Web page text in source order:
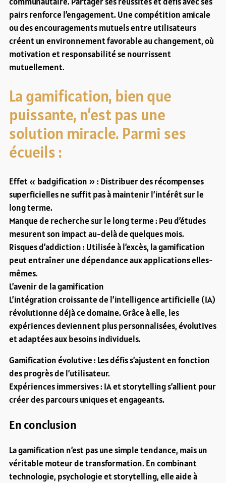
pairs renforce l’engagement. Une compétition amicale
ou des encouragements mutuels entre utilisateurs
créent un environnement favorable au changement, où
motivation et responsabilité se nourrissent
mutuellement.
La gamification, bien que
puissante, n’est pas une
solution miracle. Parmi ses
écueils :
Effet « badgification » : Distribuer des récompenses
superficielles ne suffit pas à maintenir l’intérêt sur le
long terme.
Manque de recherche sur le long terme : Peu d’études
mesurent son impact au-delà de quelques mois.
Risques d’addiction : Utilisée à l’excès, la gamification
peut entraîner une dépendance aux applications elles-
mêmes.
L’avenir de la gamification
L’intégration croissante de l’intelligence artificielle (IA)
révolutionne déjà ce domaine. Grâce à elle, les
expériences deviennent plus personnalisées, évolutives
et adaptées aux besoins individuels.
Gamification évolutive : Les défis s’ajustent en fonction
des progrès de l’utilisateur.
Expériences immersives : IA et storytelling s’allient pour
créer des parcours uniques et engageants.
En conclusion
La gamification n’est pas une simple tendance, mais un
véritable moteur de transformation. En combinant
technologie, psychologie et storytelling, elle aide à